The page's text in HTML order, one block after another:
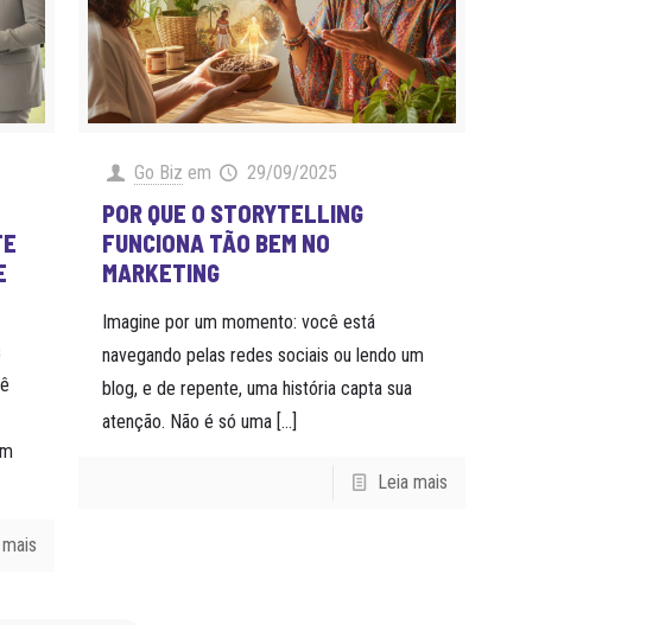
Go Biz em 29/09/2025
POR QUE O STORYTELLING
FUNCIONA TÃO BEM NO
MARKETING
Imagine por um momento: você está
navegando pelas redes sociais ou lendo um
blog, e de repente, uma história capta sua
atenção. Não é só uma […]
Leia mais